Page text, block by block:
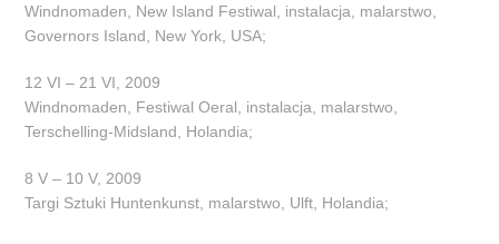
Windnomaden, New Island Festiwal, instalacja, malarstwo,
Governors Island, New York, USA;
12 VI – 21 VI, 2009
Windnomaden, Festiwal Oeral, instalacja, malarstwo,
Terschelling-Midsland, Holandia;
8 V – 10 V, 2009
Targi Sztuki Huntenkunst, malarstwo, Ulft, Holandia;